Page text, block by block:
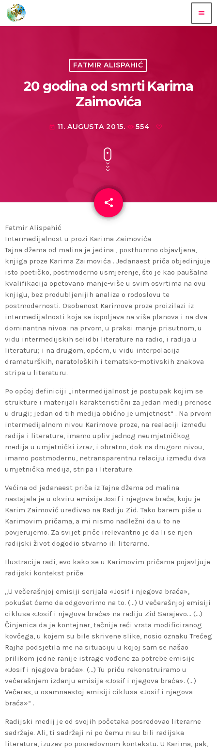
menu
FATMIR ALISPAHIĆ
20 godina od smrti Karima
Zaimovića
today 11. AUGUSTA 2015. 554
share
email
Fatmir Alispahić
Intermedijalnost u prozi Karima Zaimovića
Tajna džema od malina je jedina , posthumno objavljena,
knjiga proze Karima Zaimovića . Jedanaest priča objedinjuje
isto poetičko, postmoderno usmjerenje, što je kao paušalna
kvalifikacija opetovano manje-više u svim osvrtima na ovu
knjigu, bez produbljenijih analiza o rodoslovu te
postmodernosti. Osobenost Karimove proze proizilazi iz
intermedijalnosti koja se ispoljava na više planova i na dva
dominantna nivoa: na prvom, u praksi manje prisutnom, u
vidu intermedijskih selidbi literature na radio, i radija u
literaturu; i na drugom, općem, u vidu interpolacija
dramaturških, naratoloških i tematsko-motivskih znakova
stripa u literaturu.
Po općoj definiciji „intermedijalnost je postupak kojim se
strukture i materijali karakteristični za jedan medij prenose
u drugi; jedan od tih medija obično je umjetnost“ . Na prvom
intermedijalnom nivou Karimove proze, na realaciji između
radija i literature, imamo upliv jednog neumjetničkog
medija u umjetnički izraz, i obratno, dok na drugom nivou,
imamo postmodernu, netransparentnu relaciju između dva
umjetnička medija, stripa i literature.
Većina od jedanaest priča iz Tajne džema od malina
nastajala je u okviru emisije Josif i njegova braća, koju je
Karim Zaimović uređivao na Radiju Zid. Tako barem piše u
Karimovim pričama, a mi nismo nadležni da u to ne
povjerujemo. Za svijet priče irelevantno je da li se njen
radijski život dogodio stvarno ili literarno.
Ilustracije radi, evo kako se u Karimovim pričama pojavljuje
radijski kontekst priče:
„U večerašnjoj emisiji serijala «Josif i njegova braća»,
pokušat ćemo da odgovorimo na to. (…) U večerašnjoj emisiji
ciklusa «Josif i njegova braća» na radiju Zid Sarajevo… (…)
Činjenica da je kontejner, tačnije reći vrsta modificiranog
kovčega, u kojem su bile skrivene slike, nosio oznaku Trećeg
Rajha podsjetila me na situaciju u kojoj sam se našao
prilikom jedne ranije istrage vođene za potrebe emisije
«Josif i njegova braća». (…) Tu priču rekonstruiramo u
večerašnjem izdanju emisije «Josif i njegova braća». (…)
Večeras, u osamnaestoj emisiji ciklusa «Josif i njegova
braća»“ .
Radijski medij je od svojih početaka posredovao literarne
sadržaje. Ali, ti sadržaji ni po čemu nisu bili radijska
literatura, izuzev po posredovnom kontekstu. U Karima, pak,